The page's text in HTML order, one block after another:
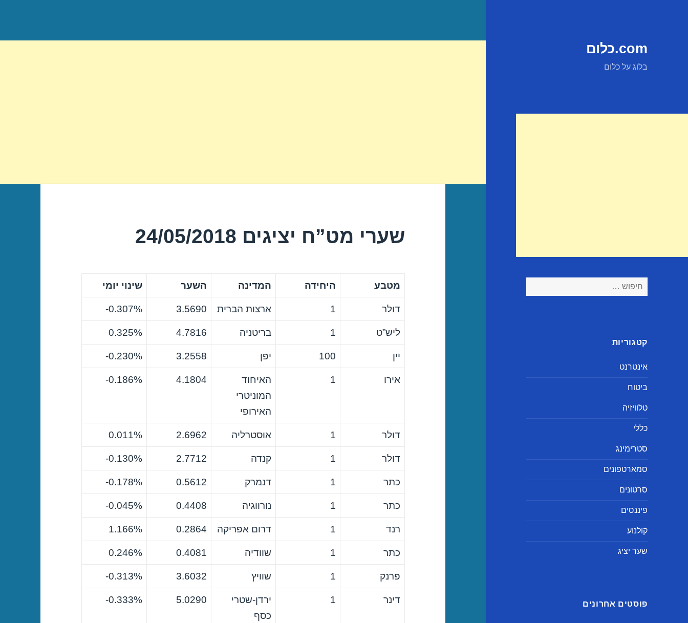
com.כלום
בלוג על כלום
חיפוש:
קטגוריות
אינטרנט
ביטוח
טלוויזיה
כללי
סטרימינג
סמארטפונים
סרטונים
פיננסים
קולנוע
שער יציג
פוסטים אחרונים
שערי מט”ח יציגים 24/05/2018
מטבע היחידה המדינה השער שינוי יומי
דולר 1 ארצות הברית 3.5690
0.307%-
ליש”ט 1 בריטניה 4.7816
0.325%
יין 100 יפן 3.2558
0.230%-
אירו 1
האיחוד
המוניטרי
האירופי
4.1804
0.186%-
דולר 1 אוסטרליה 2.6962
0.011%
דולר 1 קנדה 2.7712
0.130%-
כתר 1 דנמרק 0.5612
0.178%-
כתר 1 נורווגיה 0.4408
0.045%-
רנד 1 דרום אפריקה 0.2864
1.166%
כתר 1 שוודיה 0.4081
0.246%
פרנק 1 שוויץ 3.6032
0.313%-
דינר 1
ירדן-שטרי
כסף
5.0290
0.333%-